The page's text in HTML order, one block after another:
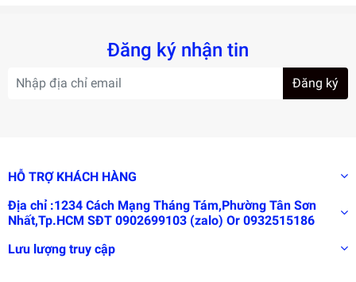
Đăng ký nhận tin
Đăng ký
HỖ TRỢ KHÁCH HÀNG
Địa chỉ :1234 Cách Mạng Tháng Tám,Phường Tân Sơn
Nhất,Tp.HCM SĐT 0902699103 (zalo) Or 0932515186
Lưu lượng truy cập